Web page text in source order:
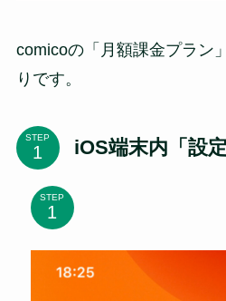
comicoの「月額課金プラン
りです。
STEP iOS端末内「設
STEP